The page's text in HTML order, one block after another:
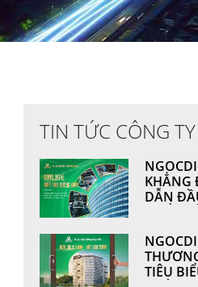
TIN TỨC CÔNG
KHẲNG
DẪN
TIÊU